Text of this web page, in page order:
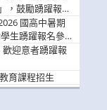
，鼓勵踴躍報名
國高中暑期
生踴躍報名參
迎意者踴躍報
育課程招生